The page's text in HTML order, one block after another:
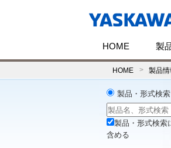
HOME 製
HOME 製品情
製品・形式検索
製品・形式検索
含める